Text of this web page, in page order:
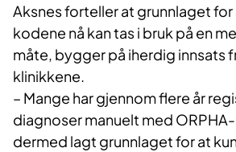
Aksnes forteller at grunnlaget for
kodene nå kan tas i bruk på en
måte, bygger på iherdig innsats
klinikkene.
– Mange har gjennom flere år
diagnoser manuelt med
dermed lagt grunnlaget for at